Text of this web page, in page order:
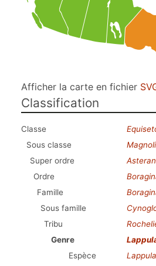
Afficher la carte en fichier
Classification
Classe
Sous classe
Super ordre
Ordre
Famille
Sous famille
Tribu
Genre
Espèce